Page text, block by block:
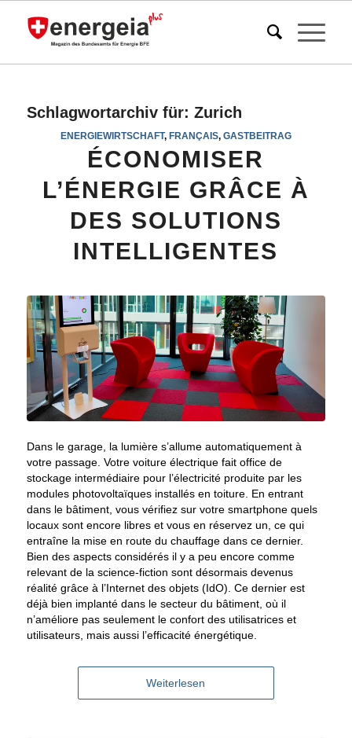
Schlagwortarchiv für: Zurich
ENERGIEWIRTSCHAFT, FRANÇAIS, GASTBEITRAG
ÉCONOMISER
L’ÉNERGIE GRÂCE À
DES SOLUTIONS
INTELLIGENTES
Dans le garage, la lumière s’allume automatiquement à
votre passage. Votre voiture électrique fait office de
stockage intermédiaire pour l’électricité produite par les
modules photovoltaïques installés en toiture. En entrant
dans le bâtiment, vous vérifiez sur votre smartphone quels
locaux sont encore libres et vous en réservez un, ce qui
entraîne la mise en route du chauffage dans ce dernier.
Bien des aspects considérés il y a peu encore comme
relevant de la science-fiction sont désormais devenus
réalité grâce à l’Internet des objets (IdO). Ce dernier est
déjà bien implanté dans le secteur du bâtiment, où il
n’améliore pas seulement le confort des utilisatrices et
utilisateurs, mais aussi l’efficacité énergétique.
Weiterlesen